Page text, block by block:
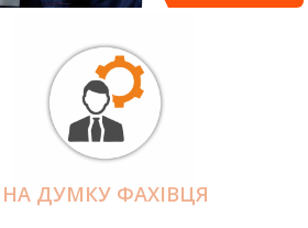
НА ДУМКУ ФАХІВЦЯ